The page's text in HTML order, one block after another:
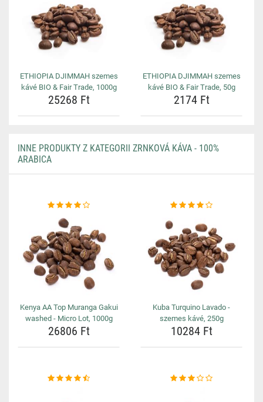
ETHIOPIA DJIMMAH szemes
kávé BIO & Fair Trade, 1000g
25268 Ft
ETHIOPIA DJIMMAH szemes
kávé BIO & Fair Trade, 50g
2174 Ft
INNE PRODUKTY Z KATEGORII ZRNKOVÁ KÁVA - 100%
ARABICA
Kenya AA Top Muranga Gakui
washed - Micro Lot, 1000g
26806 Ft
Kuba Turquino Lavado -
szemes kávé, 250g
10284 Ft